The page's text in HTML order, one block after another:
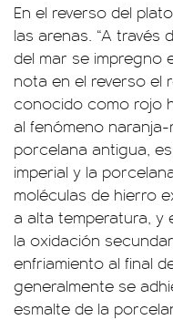
En el reverso del
las arenas. “A través
del mar se impregno
nota en el reverso el
conocido como rojo
al fenómeno
porcelana antigua,
imperial y la
moléculas de hierro
a alta temperatura,
la oxidación
enfriamiento al final
generalmente se
esmalte de la